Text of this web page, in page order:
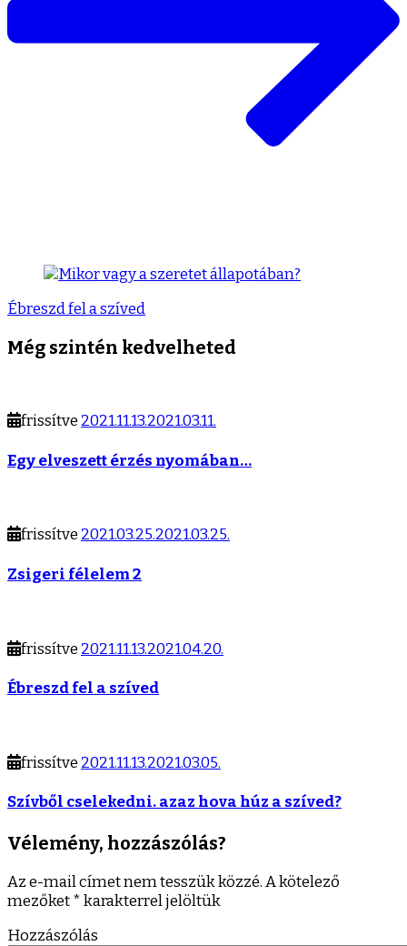
Ébreszd fel a szíved
Még szintén kedvelheted
frissítve 2021.11.13.2021.03.11.
Egy elveszett érzés nyomában…
frissítve 2021.03.25.2021.03.25.
Zsigeri félelem 2
frissítve 2021.11.13.2021.04.20.
Ébreszd fel a szíved
frissítve 2021.11.13.2021.03.05.
Szívből cselekedni. azaz hova húz a szíved?
Vélemény, hozzászólás?
Az e-mail címet nem tesszük közzé.A kötelező
mezőket*karakterrel jelöltük
Hozzászólás